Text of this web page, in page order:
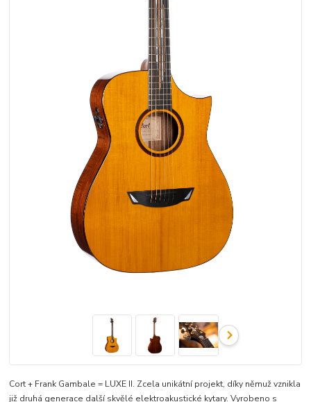
Cort + Frank Gambale = LUXE II. Zcela unikátní projekt, díky němuž vznikla
již druhá generace další skvělé elektroakustické kytary. Vyrobeno s